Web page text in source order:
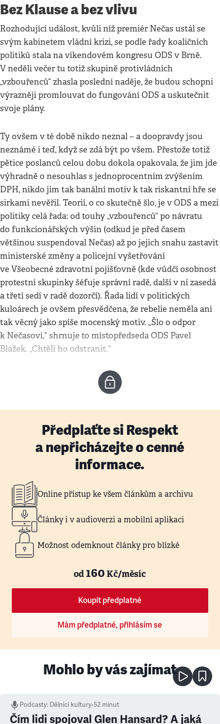
Bez Klause a bez vlivu
Rozhodující událost, kvůli níž premiér Nečas ustál se
svým kabinetem vládní krizi, se podle řady koaličních
politiků stala na víkendovém kongresu ODS v Brně.
V neděli večer tu totiž skupině protivládních
„vzbouřenců“ zhasla poslední naděje, že budou schopni
výrazněji promlouvat do fungování ODS a uskutečnit
svoje plány.
Ty ovšem v té době nikdo neznal – a doopravdy jsou
neznámé i teď, když se zdá být po všem. Přestože totiž
pětice poslanců celou dobu dokola opakovala, že jim jde
výhradně o nesouhlas s jednoprocentním zvýšením
DPH, nikdo jim tak banální motiv k tak riskantní hře se
sirkami nevěřil. Teorií, o co skutečně šlo, je v ODS a mezi
politiky celá řada: od touhy „vzbouřenců“ po návratu
do funkcionářských výšin (odkud je před časem
většinou suspendoval Nečas) až po jejich snahu zastavit
ministerské změny a policejní vyšetřování
ve Všeobecné zdravotní pojišťovně (kde vůdčí osobnost
protestní skupinky šéfuje správní radě, další v ní zasedá
a třetí sedí v radě dozorčí). Řada lidí v politických
kuloárech je ovšem přesvědčena, že rebelie neměla ani
tak věcný jako spíše mocenský motiv. „Šlo o odpor
k Nečasovi,“ shrnuje to místopředseda ODS Pavel
Blažek. „Chtěli ho odstranit.“
Předplaťte si Respekt
a nepřicházejte o cenné
informace.
Online přístup ke všem článkům a archivu
Články i v audioverzi a mobilní aplikaci
Možnost odemknout články pro blízké
od160Kč/měsíc
Koupit předplatné
Mám předplatné, přihlásím se
Mohlo by vás zajímat
Podcasty: Dělníci kultury•52 minut
Čím lidi spojoval Glen Hansard? A jaká